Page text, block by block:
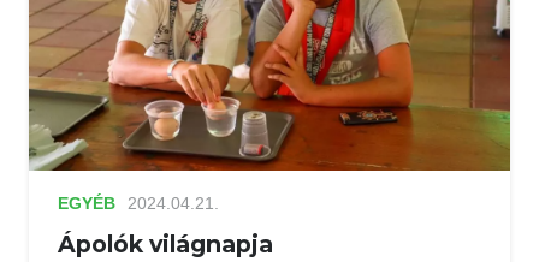
EGYÉB 2024.04.21.
Ápolók világnapja